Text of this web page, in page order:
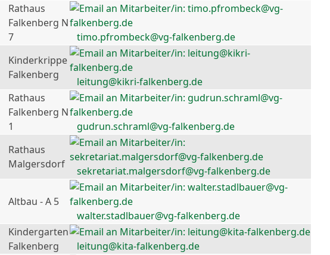
Rathaus
Falkenberg N
7
timo.pfrombeck@vg-falkenberg.de
Kinderkrippe
Falkenberg
leitung@kikri-falkenberg.de
Rathaus
Falkenberg N
1
gudrun.schraml@vg-falkenberg.de
Rathaus
Malgersdorf
sekretariat.malgersdorf@vg-falkenberg.de
Altbau - A 5
walter.stadlbauer@vg-falkenberg.de
Kindergarten
Falkenberg
leitung@kita-falkenberg.de